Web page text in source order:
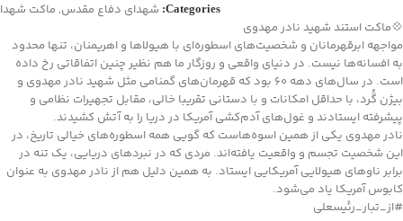
Categories: شهدای دفاع مقدس, ماکت شهدا
💠ماکت استند شهيد نادر مهدوی
مواجهه ابرقهرمانان و شخصیت‌های اسطوره‌ای با هیولاها و اهریمنان، تنها محدود
به افسانه‌ها نیست. در دنیای واقعی و روزگار ما هم نظیر چنین اتفاقاتی رخ داده
است. در سال‌های دهه 60 بود که قهرمان‌های گمنامی مثل شهید نادر مهدوی و
بیژن گُرد، با حداقل امکانات و با دستانی تقریبا خالی، مقابل تجهیرات نظامی و
پیشرفته‌ ایستادند و غول‌های آدم‌کشی آمریکا در دریا را به آتش کشیدند.
نادر مهدوی یکی از همین اسوه‌هاست که گویی همه اسطوره‌های خیالی تاریخ، در
این شخصیت تجسم و واقعیت یافته‌اند. مردی که در نبردهای دریایی، یک تنه در
برابر ناوهای هیولایی آمریکایی ایستاد. به همین دلیل هم از نادر مهدوی به عنوان
کابوس آمریکا یاد می‌شود.
#از_تبار_رئیسعلی